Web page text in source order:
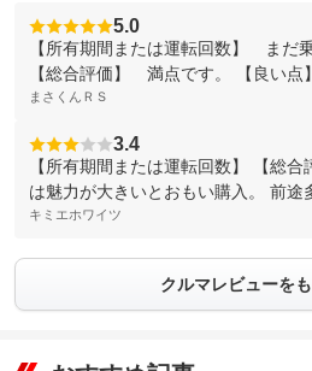
5.0
【所有期間または運転回数】 まだ
【総合評価】 満点です。 【良い
まさくんＲＳ
3.4
【所有期間または運転回数】 【総
は魅力が大きいとおもい購入。 前途
キミエホワイツ
クルマレビューを